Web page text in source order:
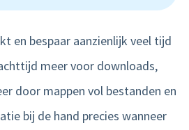
en bespaar aanzienlijk veel tijd
meer voor downloads,
door mappen vol bestanden en
bij de hand precies wanneer